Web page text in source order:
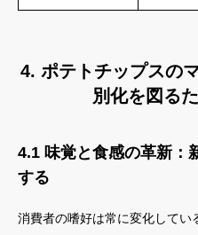
4. ポテトチップスの
別化を図る
4.1 味覚と食感の革新：
する
消費者の嗜好は常に変化してい